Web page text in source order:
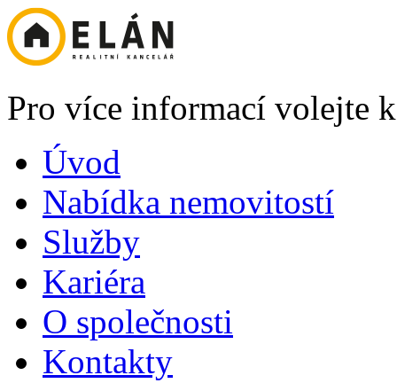
Pro více informací volejte
Úvod
Nabídka nemovitostí
Služby
Kariéra
O společnosti
Kontakty